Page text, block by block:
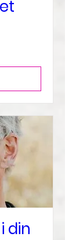
din